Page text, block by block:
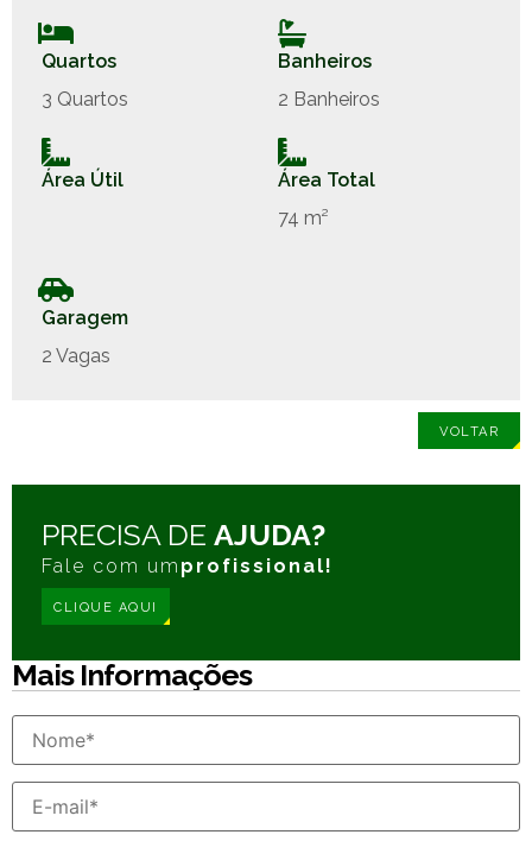
Quartos
3 Quartos
Área Útil
Banheiros
2 Banheiros
Área Total
74 m²
Garagem
2 Vagas
VOLTAR
PRECISA DE AJUDA?
Fale com um profissional!
CLIQUE AQUI
Mais Informações